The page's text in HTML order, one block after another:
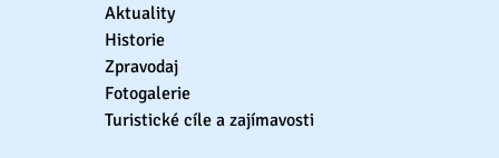
Aktuality
Historie
Zpravodaj
Fotogalerie
Turistické cíle a zajímavosti